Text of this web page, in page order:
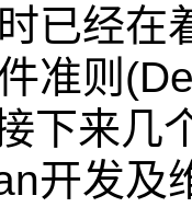
已经
准则
下来几
开发及